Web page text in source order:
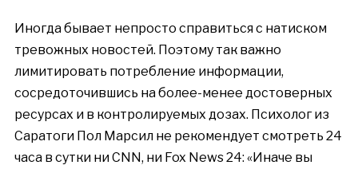
Иногда бывает непросто справиться с натиском
тревожных новостей. Поэтому так важно
лимитировать потребление информации,
сосредоточившись на более-менее достоверных
ресурсах и в контролируемых дозах. Психолог из
Саратоги Пол Марсил не рекомендует смотреть 24
часа в сутки ни CNN, ни Fox News 24: «Иначе вы